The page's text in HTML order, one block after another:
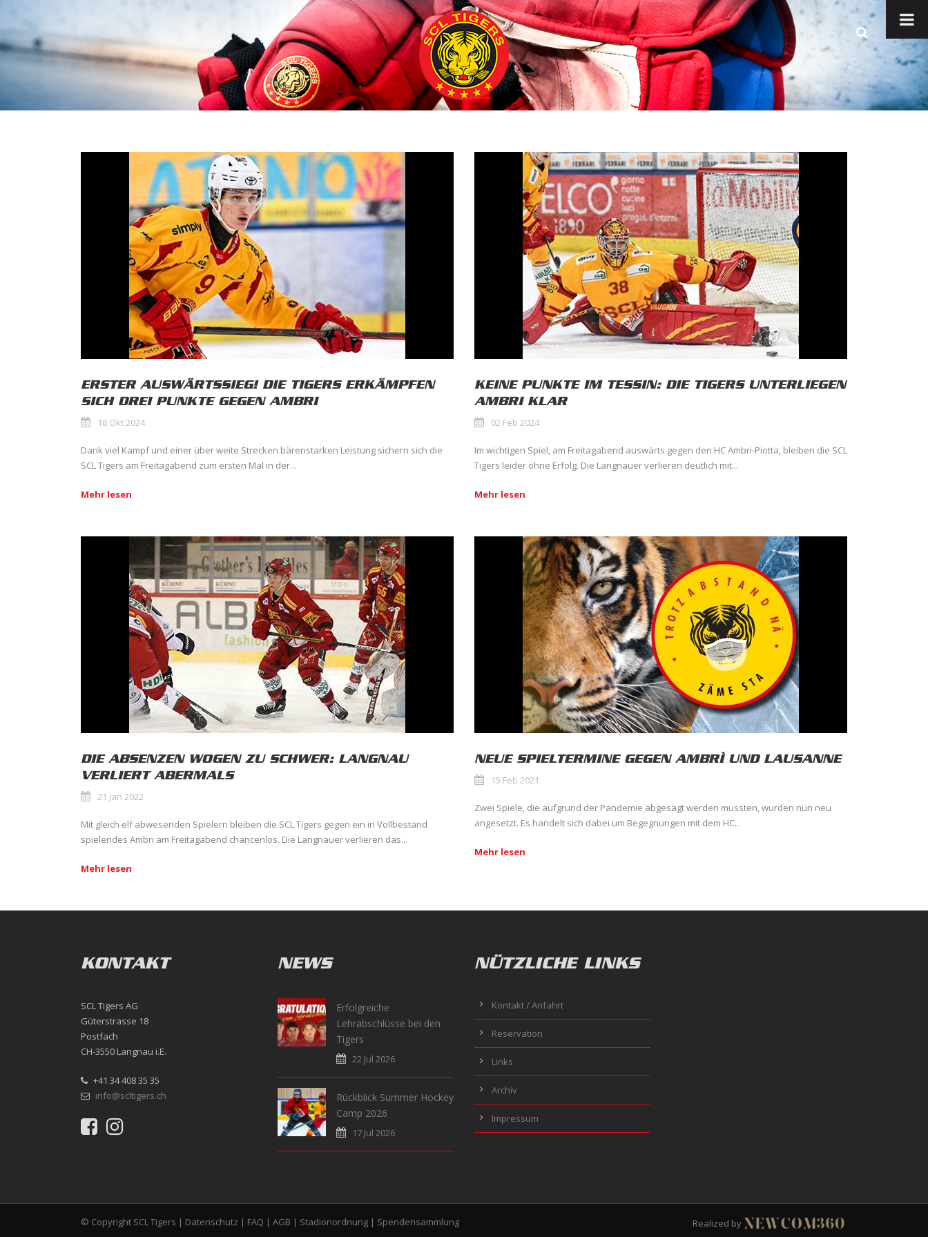
ERSTER AUSWÄRTSSIEG! DIE TIGERS ERKÄMPFEN
SICH DREI PUNKTE GEGEN AMBRI
18 Okt 2024
Dank viel Kampf und einer über weite Strecken bärenstarken Leistung sichern sich die
SCL Tigers am Freitagabend zum ersten Mal in der...
Mehr lesen
KEINE PUNKTE IM TESSIN: DIE TIGERS UNTERLIEGEN
AMBRI KLAR
02 Feb 2024
Im wichtigen Spiel, am Freitagabend auswärts gegen den HC Ambri-Piotta, bleiben die SCL
Tigers leider ohne Erfolg. Die Langnauer verlieren deutlich mit...
Mehr lesen
DIE ABSENZEN WOGEN ZU SCHWER: LANGNAU
VERLIERT ABERMALS
21 Jan 2022
Mit gleich elf abwesenden Spielern bleiben die SCL Tigers gegen ein in Vollbestand
spielendes Ambri am Freitagabend chancenlos. Die Langnauer verlieren das...
Mehr lesen
NEUE SPIELTERMINE GEGEN AMBRÌ UND LAUSANNE
15 Feb 2021
Zwei Spiele, die aufgrund der Pandemie abgesagt werden mussten, wurden nun neu
angesetzt. Es handelt sich dabei um Begegnungen mit dem HC...
Mehr lesen
KONTAKT
SCL Tigers AG
Güterstrasse 18
Postfach
CH-3550 Langnau i.E.
+41 34 408 35 35
info@scltigers.ch
NEWS
Erfolgreiche
Lehrabschlüsse bei den
Tigers
22 Jul 2026
Rückblick Summer Hockey
Camp 2026
17 Jul 2026
NÜTZLICHE LINKS
Kontakt / Anfahrt
Reservation
Links
Archiv
Impressum
© Copyright SCL Tigers | Datenschutz | FAQ | AGB | Stadionordnung | Spendensammlung Realized by